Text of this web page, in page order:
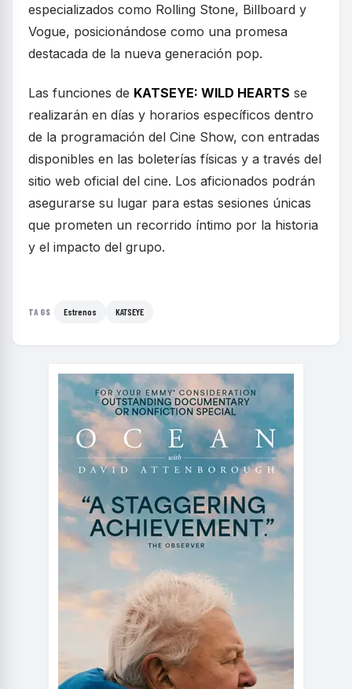
especializados como Rolling Stone, Billboard y
Vogue, posicionándose como una promesa
destacada de la nueva generación pop.
Las funciones de KATSEYE: WILD HEARTS se
realizarán en días y horarios específicos dentro
de la programación del Cine Show, con entradas
disponibles en las boleterías físicas y a través del
sitio web oficial del cine. Los aficionados podrán
asegurarse su lugar para estas sesiones únicas
que prometen un recorrido íntimo por la historia
y el impacto del grupo.
TAGS Estrenos KATSEYE